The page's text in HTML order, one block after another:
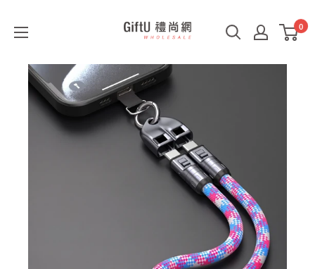
GiftU
尚
網
B2B
0